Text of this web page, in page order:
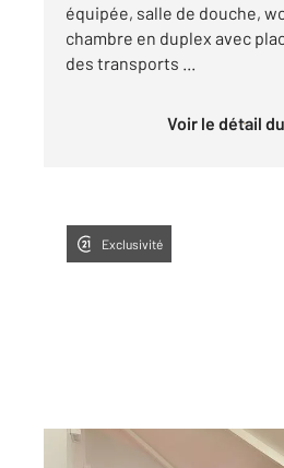
équipée, salle de douche,
chambre en duplex avec
des transports ...
Voir le détail
Exclusivité